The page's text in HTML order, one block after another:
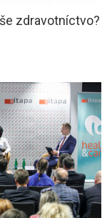
zdravotníctvo?